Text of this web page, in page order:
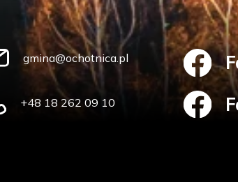
gmina@ochotnica.pl
+48 18 262 09 10